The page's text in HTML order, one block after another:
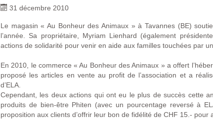
31 décembre 2010
Le magasin « Au Bonheur des Animaux » à Tavannes (BE)
l’année. Sa propriétaire, Myriam Lienhard (également
actions de solidarité pour venir en aide aux familles touchées par
En 2010, le commerce « Au Bonheur des Animaux » a offert
proposé les articles en vente au profit de l’association et a
d’ELA.
Cependant, les deux actions qui ont eu le plus de succès cette
produits de bien-être Phiten (avec un pourcentage reversé à
proposition aux clients d’offrir leur bon de fidélité de CHF 15.- pour